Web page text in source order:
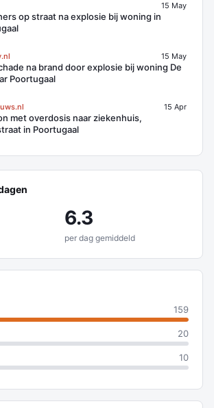
15 May
op straat na explosie bij woning in
15 May
na brand door explosie bij woning De
Poortugaal
15 Apr
met overdosis naar ziekenhuis,
in Poortugaal
6.3
per dag gemiddeld
159
20
10